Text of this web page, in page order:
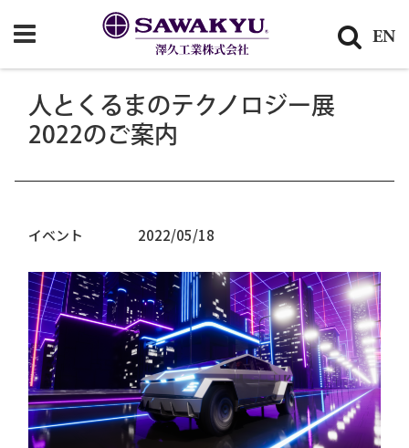
ホーム お知らせ 人とくるまのテクノロジー展2022のご案内
人とくるまのテクノロジー展
2022のご案内
イベント 2022/05/18
EN